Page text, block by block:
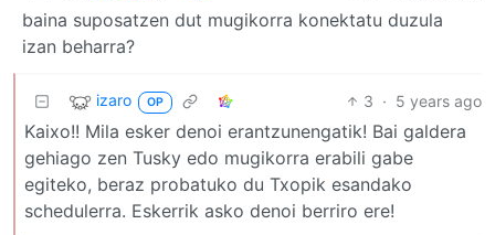
baina suposatzen dut mugikorra konektatu duzula
izan beharra?
izaro OP 3 · 5 years ago
Kaixo!! Mila esker denoi erantzunengatik! Bai galdera
gehiago zen Tusky edo mugikorra erabili gabe
egiteko, beraz probatuko du Txopik esandako
schedulerra. Eskerrik asko denoi berriro ere!